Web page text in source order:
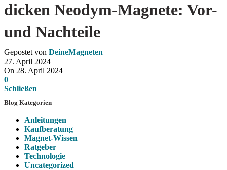
dicken Neodym-Magnete: Vor-
und Nachteile
Gepostet von DeineMagneten
27. April 2024
On 28. April 2024
0
Schließen
Blog Kategorien
Anleitungen
Kaufberatung
Magnet-Wissen
Ratgeber
Technologie
Uncategorized